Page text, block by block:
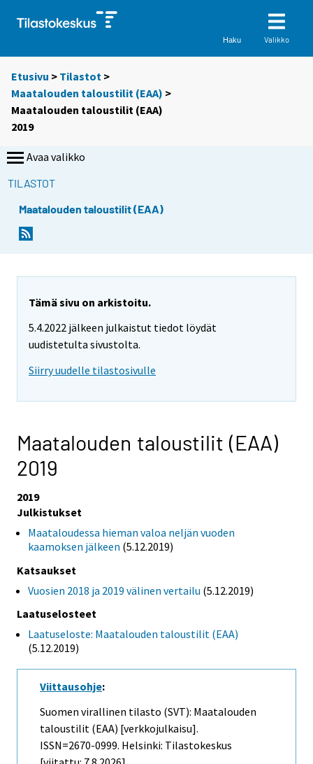
Haku Valikko
Etusivu > Tilastot >
Maatalouden taloustilit (EAA) >
Maatalouden taloustilit (EAA)
2019
Avaa valikko
TILASTOT
Maatalouden taloustilit (EAA)
Tämä sivu on arkistoitu.
5.4.2022 jälkeen julkaistut tiedot löydät
uudistetulta sivustolta.
Siirry uudelle tilastosivulle
Maatalouden taloustilit (EAA)
2019
2019
Julkistukset
Maataloudessa hieman valoa neljän vuoden
kaamoksen jälkeen (5.12.2019)
Katsaukset
Vuosien 2018 ja 2019 välinen vertailu (5.12.2019)
Laatuselosteet
Laatuseloste: Maatalouden taloustilit (EAA)
(5.12.2019)
Viittausohje:
Suomen virallinen tilasto (SVT): Maatalouden
taloustilit (EAA) [verkkojulkaisu].
ISSN=2670-0999. Helsinki: Tilastokeskus